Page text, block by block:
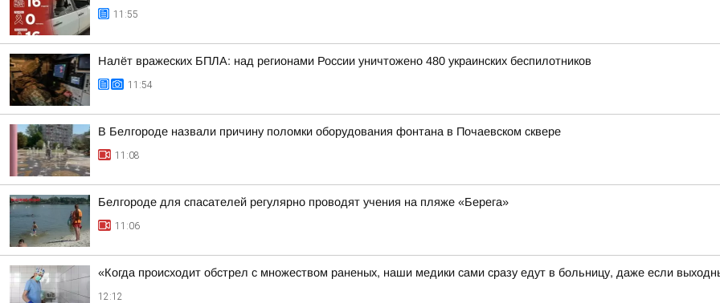
11:55
Налёт вражеских БПЛА: над регионами России уничтожено 480 украинских беспилотников
11:54
В Белгороде назвали причину поломки оборудования фонтана в Почаевском сквере
11:08
Белгороде для спасателей регулярно проводят учения на пляже «Берега»
11:06
«Когда происходит обстрел с множеством раненых, наши медики сами сразу едут в больницу, даже если
12:12